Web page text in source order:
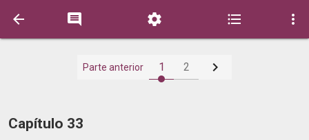
    
Parte anterior 1 2 
Capítulo 33